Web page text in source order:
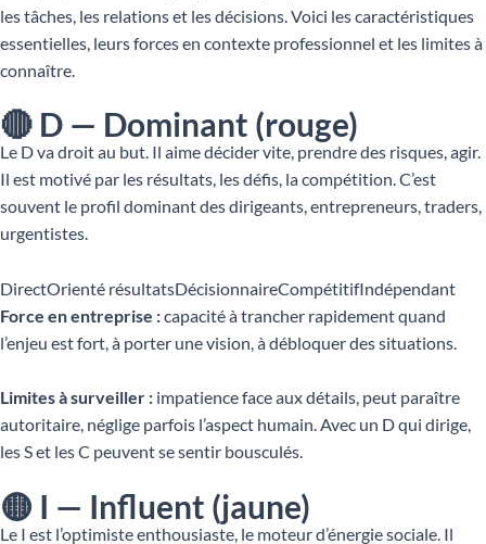
les tâches, les relations et les décisions. Voici les caractéristiques
essentielles, leurs forces en contexte professionnel et les limites à
connaître.
🔴 D — Dominant (rouge)
Le D va droit au but. Il aime décider vite, prendre des risques, agir.
Il est motivé par les résultats, les défis, la compétition. C’est
souvent le profil dominant des dirigeants, entrepreneurs, traders,
urgentistes.
DirectOrienté résultatsDécisionnaireCompétitifIndépendant
Force en entreprise :capacité à trancher rapidement quand
l’enjeu est fort, à porter une vision, à débloquer des situations.
Limites à surveiller : impatience face aux détails, peut paraître
autoritaire, néglige parfois l’aspect humain. Avec un D qui dirige,
les S et les C peuvent se sentir bousculés.
🟡 I — Influent (jaune)
Le I est l’optimiste enthousiaste, le moteur d’énergie sociale. Il